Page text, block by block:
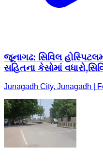
જૂનાગઢ: સિવિલ
સહિતના કેસોમાં
Junagadh City, Junagadh |